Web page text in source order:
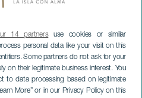
14 partnersuse cookies or similar
personal data like your visit on this
Some partners do not ask for your
on their legitimate business interest. You
to data processing based on legitimate
More” or in our Privacy Policy on this